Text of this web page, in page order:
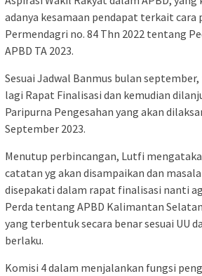
adanya kesamaan pendapat terkait cara
Permendagri no. 84 Thn 2022 tentang
APBD TA 2023.
Sesuai Jadwal Banmus bulan
lagi Rapat Finalisasi dan kemudian
Paripurna Pengesahan yang akan
September 2023.
Menutup perbincangan, Lutfi
catatan yg akan disampaikan dan
disepakati dalam rapat finalisasi nanti
Perda tentang APBD Kalimantan
yang terbentuk secara benar sesuai UU
berlaku.
Komisi 4 dalam menjalankan fungsi